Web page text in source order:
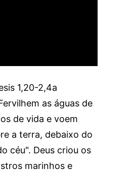
1,20-2,4a
as águas de
de vida e voem
a terra, debaixo do
céu". Deus criou os
marinhos e